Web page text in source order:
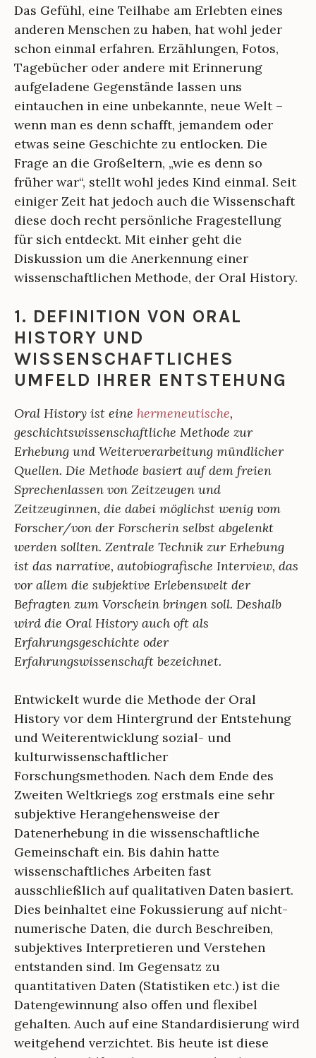
Das Gefühl, eine Teilhabe am Erlebten eines
anderen Menschen zu haben, hat wohl jeder
schon einmal erfahren. Erzählungen, Fotos,
Tagebücher oder andere mit Erinnerung
aufgeladene Gegenstände lassen uns
eintauchen in eine unbekannte, neue Welt –
wenn man es denn schafft, jemandem oder
etwas seine Geschichte zu entlocken. Die
Frage an die Großeltern, „wie es denn so
früher war“, stellt wohl jedes Kind einmal. Seit
einiger Zeit hat jedoch auch die Wissenschaft
diese doch recht persönliche Fragestellung
für sich entdeckt. Mit einher geht die
Diskussion um die Anerkennung einer
wissenschaftlichen Methode, der Oral History.
1. DEFINITION VON ORAL
HISTORY UND
WISSENSCHAFTLICHES
UMFELD IHRER ENTSTEHUNG
Oral History ist eine hermeneutische,
geschichtswissenschaftliche Methode zur
Erhebung und Weiterverarbeitung mündlicher
Quellen. Die Methode basiert auf dem freien
Sprechenlassen von Zeitzeugen und
Zeitzeuginnen, die dabei möglichst wenig vom
Forscher/von der Forscherin selbst abgelenkt
werden sollten. Zentrale Technik zur Erhebung
ist das narrative, autobiografische Interview, das
vor allem die subjektive Erlebenswelt der
Befragten zum Vorschein bringen soll. Deshalb
wird die Oral History auch oft als
Erfahrungsgeschichte oder
Erfahrungswissenschaft bezeichnet.
Entwickelt wurde die Methode der Oral
History vor dem Hintergrund der Entstehung
und Weiterentwicklung sozial- und
kulturwissenschaftlicher
Forschungsmethoden. Nach dem Ende des
Zweiten Weltkriegs zog erstmals eine sehr
subjektive Herangehensweise der
Datenerhebung in die wissenschaftliche
Gemeinschaft ein. Bis dahin hatte
wissenschaftliches Arbeiten fast
ausschließlich auf qualitativen Daten basiert.
Dies beinhaltet eine Fokussierung auf nicht-
numerische Daten, die durch Beschreiben,
subjektives Interpretieren und Verstehen
entstanden sind. Im Gegensatz zu
quantitativen Daten (Statistiken etc.) ist die
Datengewinnung also offen und flexibel
gehalten. Auch auf eine Standardisierung wird
weitgehend verzichtet. Bis heute ist diese